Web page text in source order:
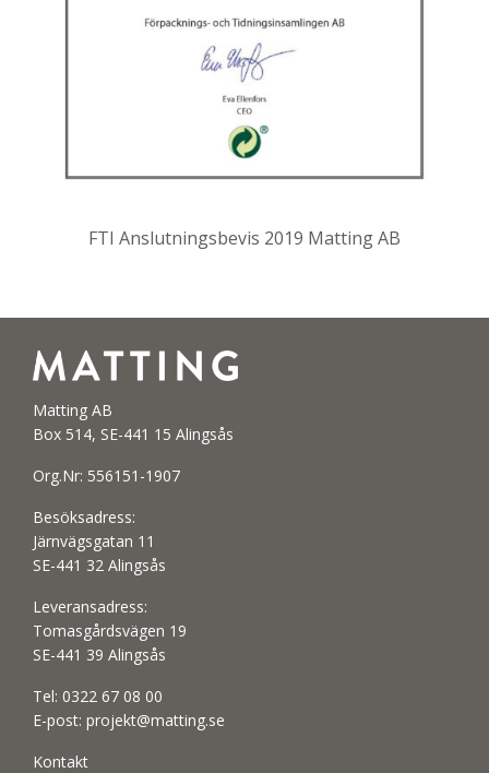
FTI Anslutningsbevis 2019 Matting AB
Matting AB
Box 514, SE-441 15 Alingsås
Org.Nr: 556151-1907
Besöksadress:
Järnvägsgatan 11
SE-441 32 Alingsås
Leveransadress:
Tomasgårdsvägen 19
SE-441 39 Alingsås
Tel: 0322 67 08 00
E-post: projekt@matting.se
Kontakt